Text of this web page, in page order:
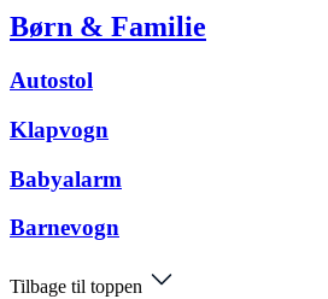
Børn & Familie
Autostol
Klapvogn
Babyalarm
Barnevogn
Tilbage til toppen